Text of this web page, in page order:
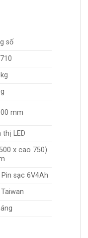
số
mm
thị LED
x cao 750)
sạc 6V4Ah